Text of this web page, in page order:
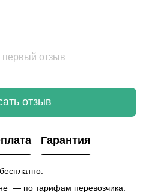
первый отзыв
отзыв
Гарантия
— по тарифам перевозчика.